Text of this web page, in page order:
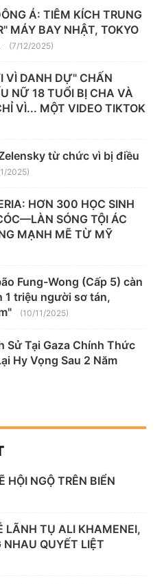
Á: TIÊM KÍCH TRUNG
MÁY BAY NHẬT, TOKYO
(7/12/2025)
VÌ DANH DỰ" CHẤN
NỮ 18 TUỔI BỊ CHA VÀ
VÌ... MỘT VIDEO TIKTOK
từ chức vì bị điều
2025)
HƠN 300 HỌC SINH
SÓNG TỘI ÁC
MẠNH MẼ TỪ MỸ
Fung-Wong (Cấp 5) càn
1 triệu người sơ tán,
(10/11/2025)
Sử Tại Gaza Chính Thức
Hy Vọng Sau 2 Năm
NGỘ TRÊN BIỂN
LÃNH TỤ ALI KHAMENEI,
QUYẾT LIỆT